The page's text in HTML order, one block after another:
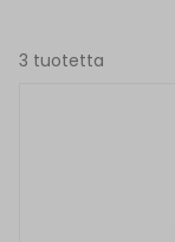
3 tuotetta